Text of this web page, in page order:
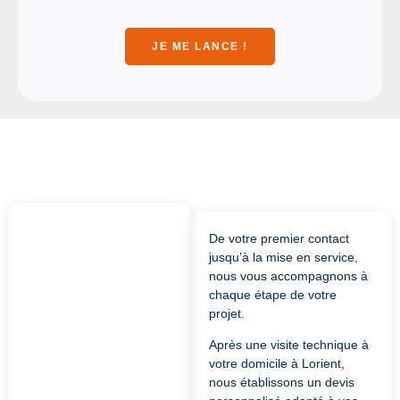
rend
ez-
prés
ent.
PAR
FAIT
JE ME LANCE !
De votre premier contact
jusqu’à la mise en service,
nous vous accompagnons à
chaque étape de votre
projet.
Après une visite technique à
votre domicile à Lorient,
nous établissons un devis